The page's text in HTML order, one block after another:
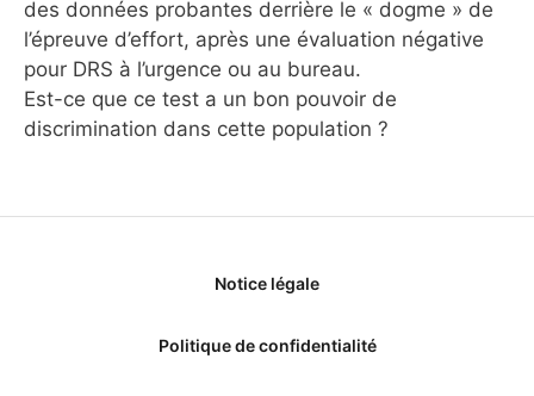
des données probantes derrière le « dogme » de
l’épreuve d’effort, après une évaluation négative
pour DRS à l’urgence ou au bureau.
Est-ce que ce test a un bon pouvoir de
discrimination dans cette population ?
Notice légale
Politique de confidentialité